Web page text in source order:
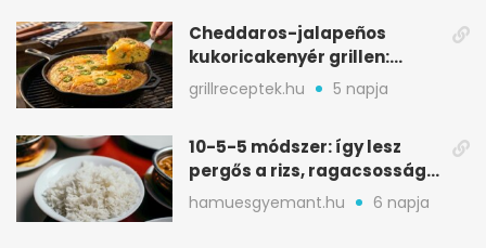
Cheddaros-jalapeños
kukoricakenyér grillen:
ropogós alj, puha belső
grillreceptek.hu 5 napja
10-5-5 módszer: így lesz
pergős a rizs, ragacsosság
nélkül
hamuesgyemant.hu 6 napja